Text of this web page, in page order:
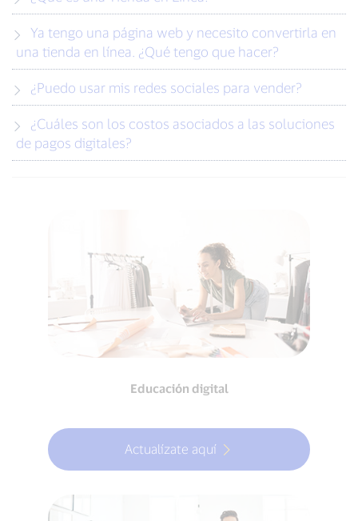
una tienda en línea. ¿Qué tengo que hacer?
¿Puedo usar mis redes sociales para vender?
de pagos digitales?
Educación digital
Actualízate aquí